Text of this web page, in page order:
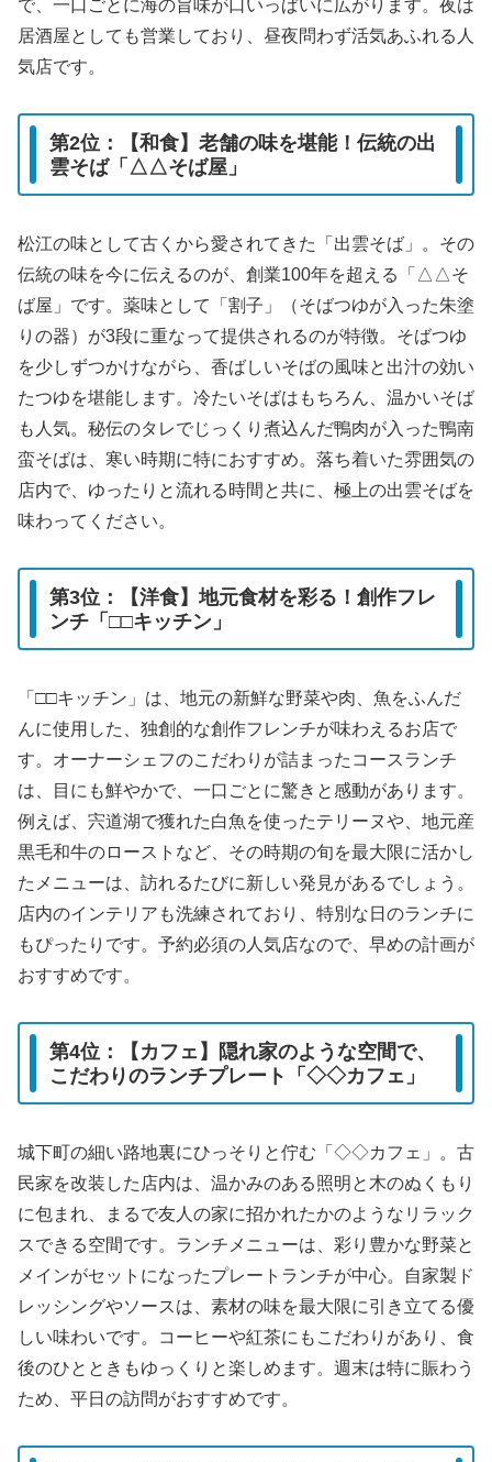
で、一口ごとに海の旨味が口いっぱいに広がります。夜は
居酒屋としても営業しており、昼夜問わず活気あふれる人
気店です。
第2位：【和食】老舗の味を堪能！伝統の出
雲そば「△△そば屋」
松江の味として古くから愛されてきた「出雲そば」。その
伝統の味を今に伝えるのが、創業100年を超える「△△そ
ば屋」です。薬味として「割子」（そばつゆが入った朱塗
りの器）が3段に重なって提供されるのが特徴。そばつゆ
を少しずつかけながら、香ばしいそばの風味と出汁の効い
たつゆを堪能します。冷たいそばはもちろん、温かいそば
も人気。秘伝のタレでじっくり煮込んだ鴨肉が入った鴨南
蛮そばは、寒い時期に特におすすめ。落ち着いた雰囲気の
店内で、ゆったりと流れる時間と共に、極上の出雲そばを
味わってください。
第3位：【洋食】地元食材を彩る！創作フレ
ンチ「□□キッチン」
「□□キッチン」は、地元の新鮮な野菜や肉、魚をふんだ
んに使用した、独創的な創作フレンチが味わえるお店で
す。オーナーシェフのこだわりが詰まったコースランチ
は、目にも鮮やかで、一口ごとに驚きと感動があります。
例えば、宍道湖で獲れた白魚を使ったテリーヌや、地元産
黒毛和牛のローストなど、その時期の旬を最大限に活かし
たメニューは、訪れるたびに新しい発見があるでしょう。
店内のインテリアも洗練されており、特別な日のランチに
もぴったりです。予約必須の人気店なので、早めの計画が
おすすめです。
第4位：【カフェ】隠れ家のような空間で、
こだわりのランチプレート「◇◇カフェ」
城下町の細い路地裏にひっそりと佇む「◇◇カフェ」。古
民家を改装した店内は、温かみのある照明と木のぬくもり
に包まれ、まるで友人の家に招かれたかのようなリラック
スできる空間です。ランチメニューは、彩り豊かな野菜と
メインがセットになったプレートランチが中心。自家製ド
レッシングやソースは、素材の味を最大限に引き立てる優
しい味わいです。コーヒーや紅茶にもこだわりがあり、食
後のひとときもゆっくりと楽しめます。週末は特に賑わう
ため、平日の訪問がおすすめです。